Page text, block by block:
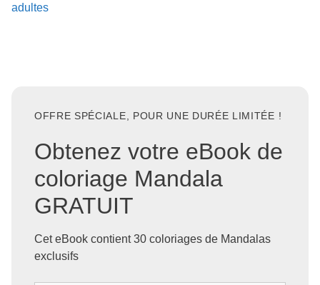
adultes
OFFRE SPÉCIALE, POUR UNE DURÉE LIMITÉE !
Obtenez votre eBook de
coloriage Mandala
GRATUIT
Cet eBook contient 30 coloriages de Mandalas
exclusifs